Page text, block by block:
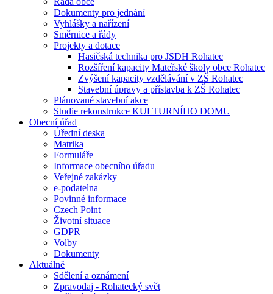
Dokumenty pro jednání
Vyhlášky a nařízení
Směrnice a řády
Projekty a dotace
Hasičská technika pro JSDH Rohatec
Rozšíření kapacity Mateřské školy obce Rohatec
Zvýšení kapacity vzdělávání v ZŠ Rohatec
Stavební úpravy a přístavba k ZŠ Rohatec
Plánované stavební akce
Studie rekonstrukce KULTURNÍHO DOMU
Obecní úřad
Úřední deska
Matrika
Formuláře
Informace obecního úřadu
Veřejné zakázky
e-podatelna
Povinné informace
Czech Point
Životní situace
GDPR
Volby
Dokumenty
Aktuálně
Sdělení a oznámení
Zpravodaj - Rohatecký svět